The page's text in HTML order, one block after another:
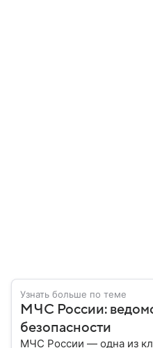
Узнать больше по теме
МЧС России:
безопасности
МЧС России — одна из